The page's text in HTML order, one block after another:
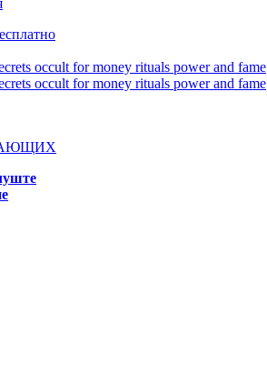
occult for money rituals power and fame
occult for money rituals power and fame